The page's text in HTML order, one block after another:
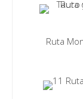
Ruta